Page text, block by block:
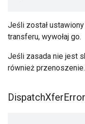
Jeśli został
transferu, wywołaj go.
Jeśli zasada nie jest
również przenoszenie.
DispatchXferError